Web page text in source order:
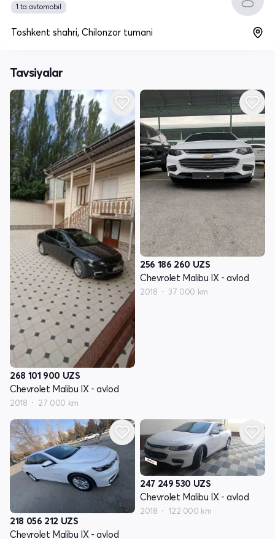
1 ta avtomobil
Toshkent shahri, Chilonzor tumani
Tavsiyalar
268 101 900 UZS
Chevrolet Malibu IX - avlod
2018 27 000 km
256 186 260 UZS
Chevrolet Malibu IX - avlod
2018 37 000 km
218 056 212 UZS
Chevrolet Malibu IX - avlod
247 249 530 UZS
Chevrolet Malibu IX - avlod
2018 122 000 km